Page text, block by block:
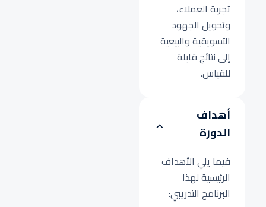
تجربة العملاء،
وتحويل الجهود
التسويقية والبيعية
إلى نتائج قابلة
للقياس.
أهداف
الدورة
فيما يلي الأهداف
الرئيسية لهذا
البرنامج التدريبي: